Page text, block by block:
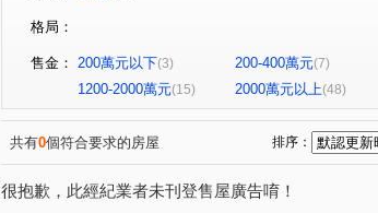
格局：
售金： 200萬元以下(3) 200-400萬元(7)
1200-2000萬元(15) 2000萬元以上(48)
共有0個符合要求的房屋 排序：
很抱歉，此經紀業者未刊登售屋廣告唷！